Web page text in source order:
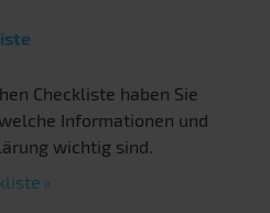
Checkliste haben Sie
Informationen und
wichtig sind.